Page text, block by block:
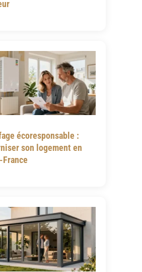
écoresponsable :
son logement en